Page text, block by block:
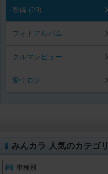
整備 (29)
フォトアルバム
クルマレビュー
愛車ログ
みんカラ 人気のカテゴリ
車種別